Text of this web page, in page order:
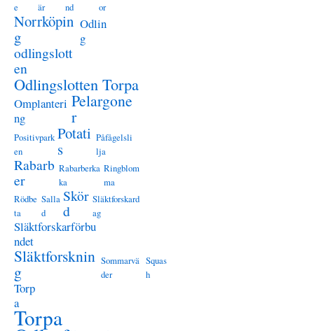
e
är
nd
or
Norrköpin
g
Odlin
g
odlingslott
en
Odlingslotten Torpa
Omplanteri
ng
Pelargone
r
Positivpark
en
Potati
s
Påfågelsli
lja
Rabarb
er
Rabarberka
ka
Ringblom
ma
Rödbe
ta
Salla
d
Skör
d
Släktforskard
ag
Släktforskarförbu
ndet
Släktforsknin
g
Sommarvä
der
Squas
h
Torp
a
Torpa